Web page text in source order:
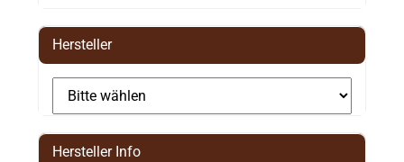
Hersteller
Hersteller Info